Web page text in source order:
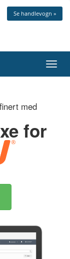
Se handlevogn »
Bytt
med
for